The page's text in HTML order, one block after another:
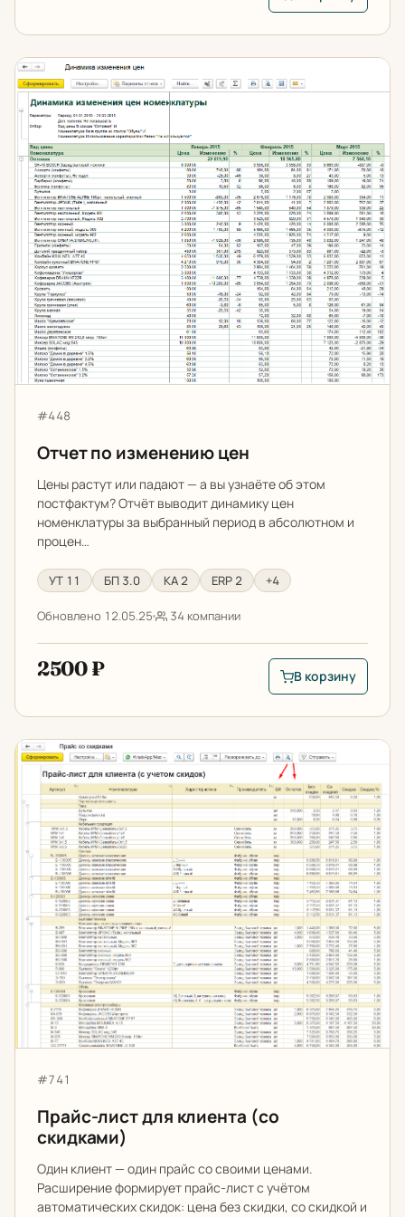
Отчет по изменению цен
Артикул:
#448
Отчет по изменению цен
Цены растут или падают — а вы узнаёте об этом
постфактум? Отчёт выводит динамику цен
номенклатуры за выбранный период в абсолютном и
процен…
УТ 11 БП 3.0 КА 2 ERP 2 +4
Обновлено 12.05.25 34 компании
2500 ₽
В корзину: Отчет
В корзину
Прайс-лист для клиента (со скидками)
Артикул:
#741
Прайс-лист для клиента (со
скидками)
Один клиент — один прайс со своими ценами.
Расширение формирует прайс-лист с учётом
автоматических скидок: цена без скидки, со скидкой и